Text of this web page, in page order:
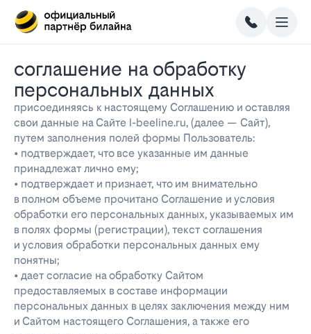
соглашение на обработку
персональных данных
присоединяясь к настоящему Соглашению и оставляя
свои данные на Сайте l-beeline.ru, (далее — Сайт),
путем заполнения полей формы Пользователь:
• подтверждает, что все указанные им данные
принадлежат лично ему;
• подтверждает и признает, что им внимательно
в полном объеме прочитано Соглашение и условия
обработки его персональных данных, указываемых им
в полях формы (регистрации), текст соглашения
и условия обработки персональных данных ему
понятны;
• дает согласие на обработку Сайтом
предоставляемых в составе информации
персональных данных в целях заключения между ним
и Сайтом настоящего Соглашения, а также его